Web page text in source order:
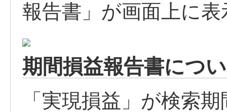
報告書」が画面上に
期間損益報告書につ
「実現損益」が検索